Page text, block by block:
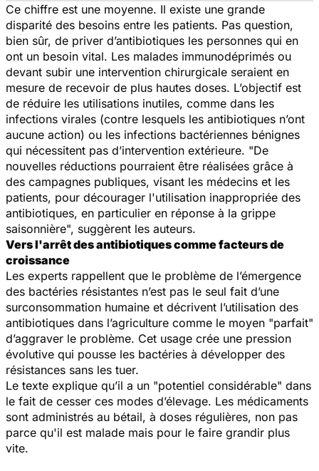
Ce chiffre est une moyenne. Il existe une grande
disparité des besoins entre les patients. Pas question,
bien sûr, de priver d’antibiotiques les personnes qui en
ont un besoin vital. Les malades immunodéprimés ou
devant subir une intervention chirurgicale seraient en
mesure de recevoir de plus hautes doses. L’objectif est
de réduire les utilisations inutiles, comme dans les
infections virales (contre lesquels les antibiotiques n’ont
aucune action) ou les infections bactériennes bénignes
qui nécessitent pas d’intervention extérieure. "De
nouvelles réductions pourraient être réalisées grâce à
des campagnes publiques, visant les médecins et les
patients, pour décourager l'utilisation inappropriée des
antibiotiques, en particulier en réponse à la grippe
saisonnière", suggèrent les auteurs.
Vers l'arrêt des antibiotiques comme facteurs de
croissance
Les experts rappellent que le problème de l’émergence
des bactéries résistantes n’est pas le seul fait d’une
surconsommation humaine et décrivent l’utilisation des
antibiotiques dans l’agriculture comme le moyen "parfait"
d’aggraver le problème. Cet usage crée une pression
évolutive qui pousse les bactéries à développer des
résistances sans les tuer.
Le texte explique qu’il a un "potentiel considérable" dans
le fait de cesser ces modes d’élevage. Les médicaments
sont administrés au bétail, à doses régulières, non pas
parce qu'il est malade mais pour le faire grandir plus
vite.